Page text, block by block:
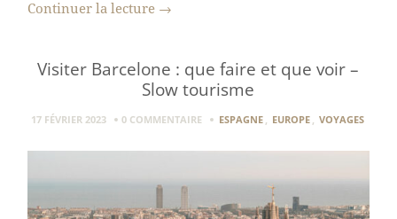
Continuer la lecture →
Visiter Barcelone : que faire et que voir –
Slow tourisme
17 FÉVRIER 2023 0 COMMENTAIRE ESPAGNE , EUROPE , VOYAGES